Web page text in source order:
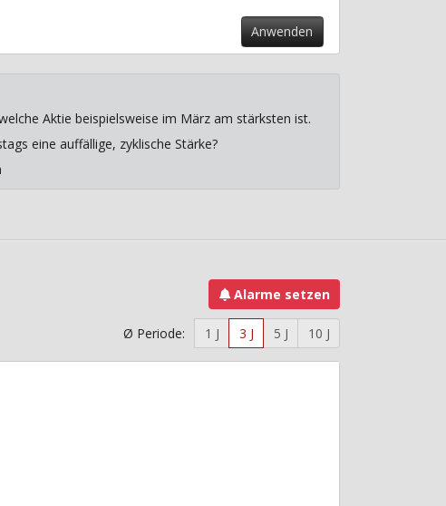
Aktie beispielsweise im März am stärksten ist.
eine auffällige, zyklische Stärke?
Alarme setzen
Ø Periode: 1 J 3 J 5 J 10 J